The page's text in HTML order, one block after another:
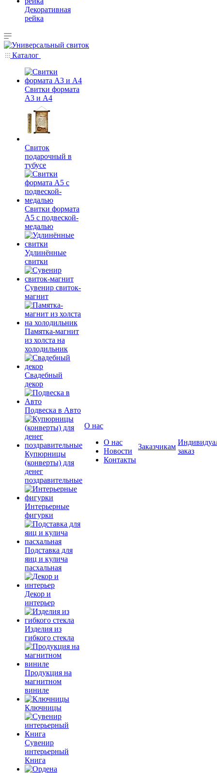
Декоративная
рейка
Каталог
Свитки формата
А3 и А4
Свиток
подарочный в
тубусе
Свитки формата
А5 с подвеской-
медалью
Удлинённые
свитки
Сувенир свиток-
магнит
Памятка-магнит
из холста на
холодильник
Свадебный
декор
Подвеска в Авто
Купюрницы
(конверты) для
денег
поздравительные
Интерьерные
фигурки
Подставка для
яиц и кулича
пасхальная
Декор и
интерьер
Изделия из
гибкого стекла
Продукция на
магнитном
виниле
Ключницы
Сувенир
интерьерный
Книга
О нас
О нас
Новости
Контакты
Заказчикам
заказ